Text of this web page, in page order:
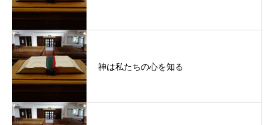
神は私たちの心を知る